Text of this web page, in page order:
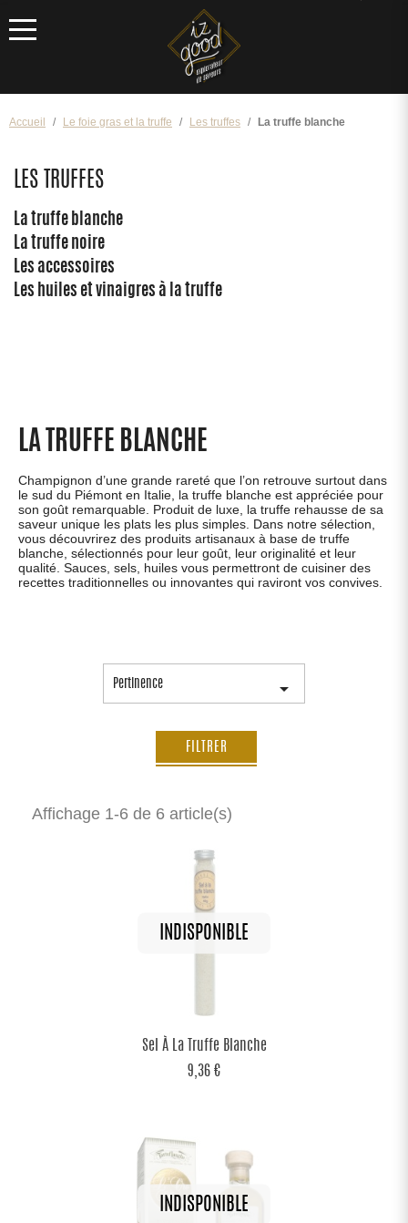
Menu
Accueil Le foie gras et la truffe Les truffes La truffe blanche
LES TRUFFES
La truffe blanche
La truffe noire
Les accessoires
Les huiles et vinaigres à la truffe
LA TRUFFE BLANCHE
Champignon d’une grande rareté que l’on retrouve surtout dans
le sud du Piémont en Italie, la truffe blanche est appréciée pour
son goût remarquable. Produit de luxe, la truffe rehausse de sa
saveur unique les plats les plus simples. Dans notre sélection,
vous découvrirez des produits artisanaux à base de truffe
blanche, sélectionnés pour leur goût, leur originalité et leur
qualité. Sauces, sels, huiles vous permettront de cuisiner des
recettes traditionnelles ou innovantes qui raviront vos convives.
Pertinence 
FILTRER
Affichage 1-6 de 6 article(s)
Sel À La Truffe Blanche
9,36 €